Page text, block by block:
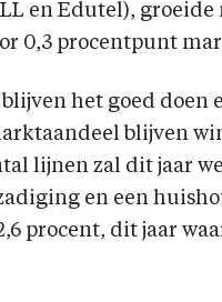
en Edutel), groeide
0,3 procentpunt
het goed doen
blijven
lijnen zal dit jaar
en een
procent, dit jaar